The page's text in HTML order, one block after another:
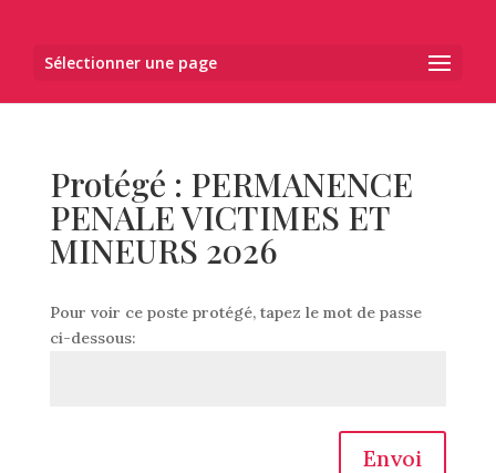
Sélectionner une page
Protégé : PERMANENCE
PENALE VICTIMES ET
MINEURS 2026
Pour voir ce poste protégé, tapez le mot de passe
ci-dessous:
Envoi